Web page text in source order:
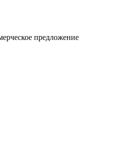
предложение